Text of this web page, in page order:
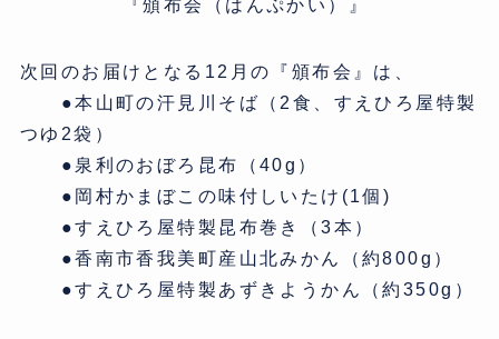
『頒布会（はんぷかい）』
次回のお届けとなる12月の『頒布会』は、
●本山町の汗見川そば（2食、すえひろ屋特製
つゆ2袋）
●泉利のおぼろ昆布（40g）
●岡村かまぼこの味付しいたけ(1個)
●すえひろ屋特製昆布巻き（3本）
●香南市香我美町産山北みかん（約800g）
●すえひろ屋特製あずきようかん（約350g）